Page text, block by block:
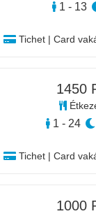
Tichet | Card
1 - 13
Tichet | Card
1450
1 - 24
1000